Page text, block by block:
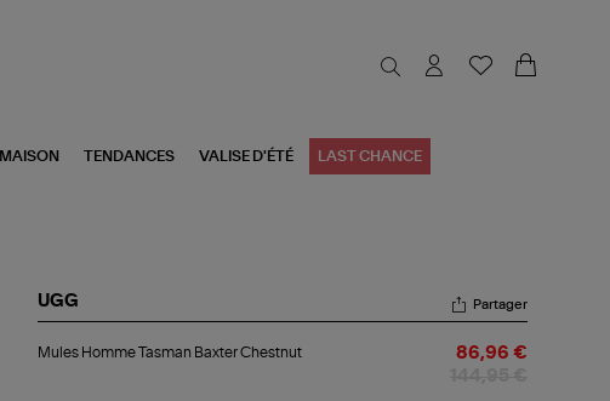
MAISON TENDANCES VALISE D'ÉTÉ LAST CHANCE
UGG
Homme
Partager
Mules Homme Tasman Baxter Chestnut 86,96 €